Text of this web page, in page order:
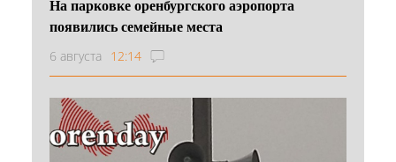
На парковке оренбургского аэропорта
появились семейные места
6 августа 12:14